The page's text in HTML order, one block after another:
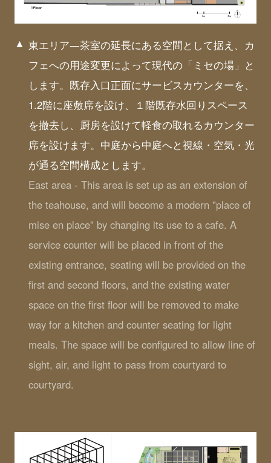
東エリア―茶室の延長にある空間として据え、カ
フェへの用途変更によって現代の「ミセの場」と
します。既存入口正面にサービスカウンターを、
1.2階に座敷席を設け、１階既存水回りスペース
を撤去し、厨房を設けて軽食の取れるカウンター
席を設けます。中庭から中庭へと視線・空気・光
が通る空間構成とします。
East area - This area is set up as an extension of
the teahouse, and will become a modern "place of
mise en place" by changing its use to a cafe. A
service counter will be placed in front of the
existing entrance, seating will be provided on the
first and second floors, and the existing water
space on the first floor will be removed to make
way for a kitchen and counter seating for light
meals. The space will be configured to allow line of
sight, air, and light to pass from courtyard to
courtyard.